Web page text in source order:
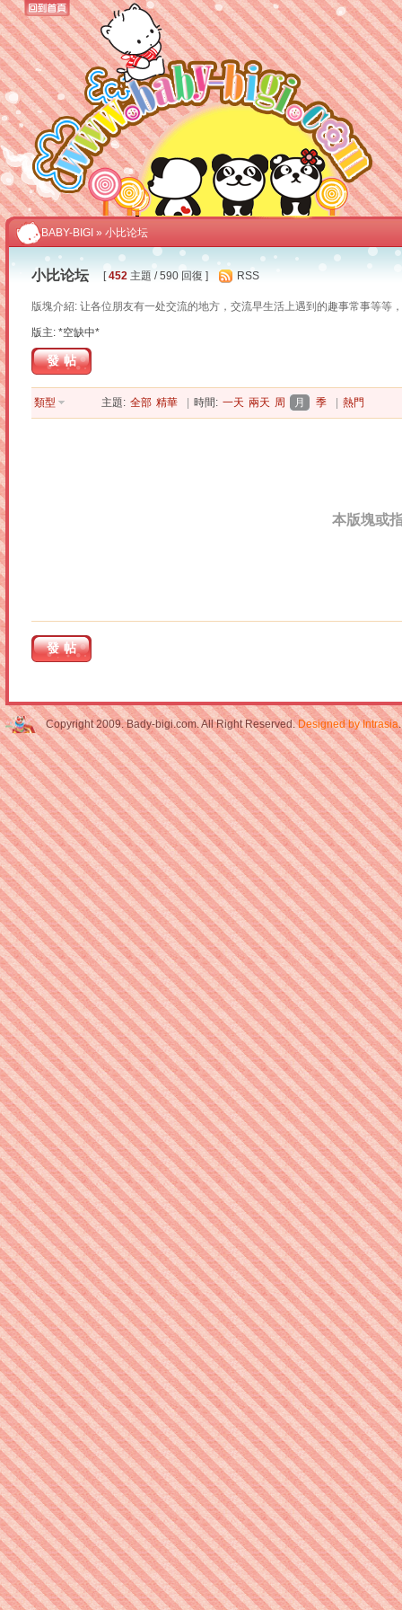
BABY-BIGI » 小比论坛
小比论坛 [452 主題 / 590 回復 ] RSS
版塊介紹: 让各位朋友有一处交流的地方，交流早生活上遇到的趣事常事等等
版主: *空缺中*
發帖
類型 主題: 全部 精華 時間: 一天 兩天 周 月 季 熱門
本版塊或
發帖
Copyright 2009. Bady-bigi.com. All Right Reserved.Designed by Intrasia.